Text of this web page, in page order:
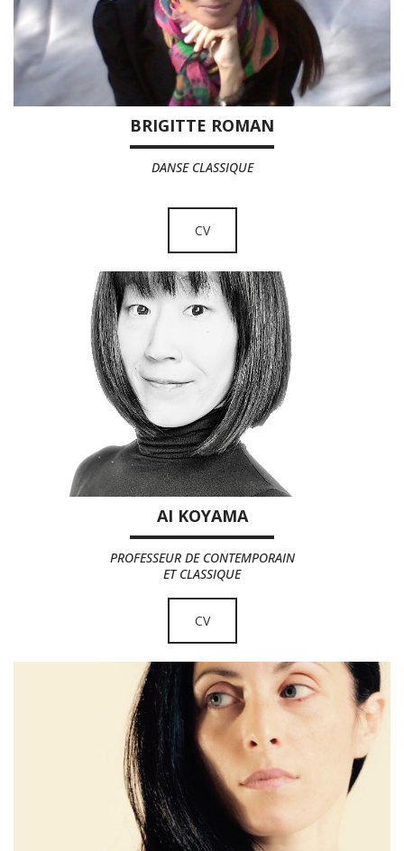
BRIGITTE ROMAN
DANSE CLASSIQUE
CV
AI KOYAMA
PROFESSEUR DE CONTEMPORAIN
ET CLASSIQUE
CV